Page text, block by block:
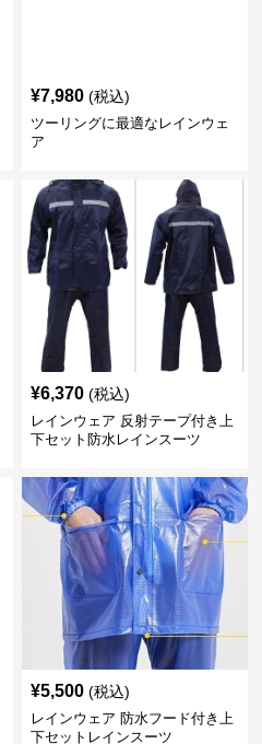
¥7,980 (税込)
ツーリングに最適なレインウェ
ア
¥6,370 (税込)
レインウェア 反射テープ付き上
下セット防水レインスーツ
¥5,500 (税込)
レインウェア 防水フード付き上
下セットレインスーツ